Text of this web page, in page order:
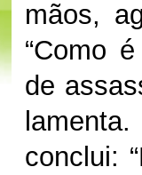
mãos,
“Como
de
conclui: